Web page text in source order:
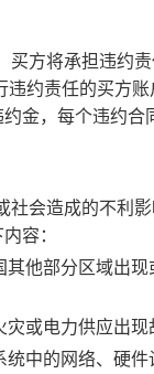
买方将承担违约
违约责任的买方
金，每个违约
社会造成的不利
容：
他部分区域出
或电力供应出
中的网络、硬